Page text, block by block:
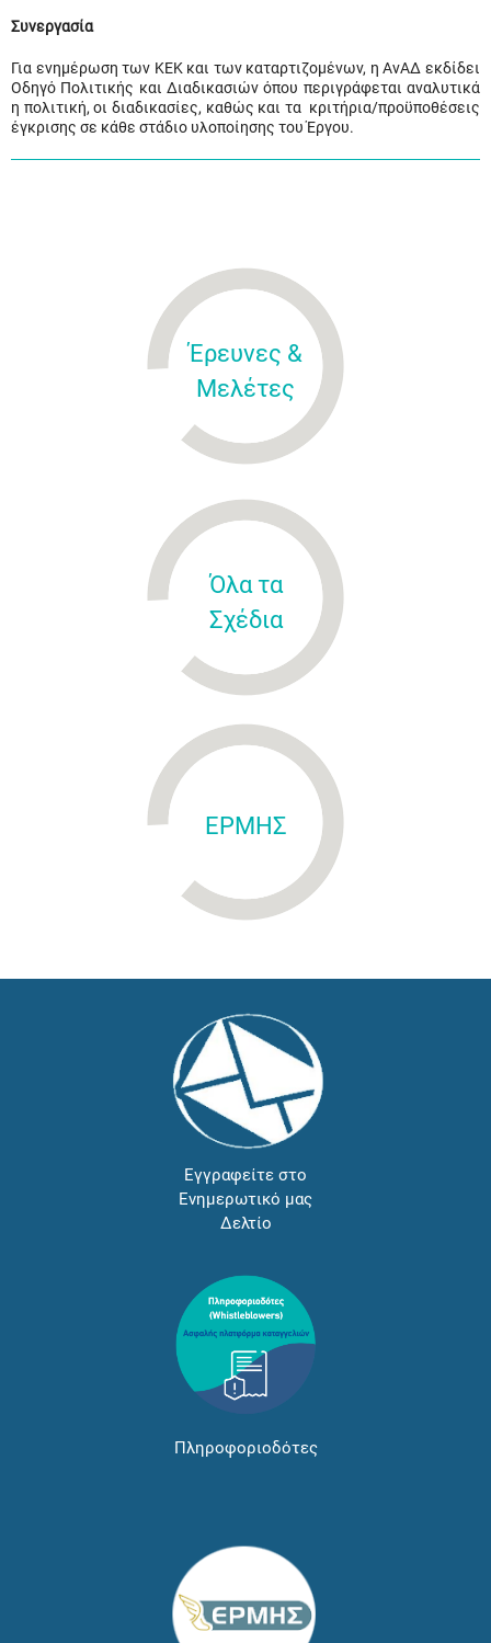
Συνεργασία
Για ενημέρωση των ΚΕΚ και των καταρτιζομένων, η ΑνΑΔ εκδίδει
Οδηγό Πολιτικής και Διαδικασιών όπου περιγράφεται αναλυτικά
η πολιτική, οι διαδικασίες, καθώς και τα κριτήρια/προϋποθέσεις
έγκρισης σε κάθε στάδιο υλοποίησης του Έργου.
Έρευνες &
Μελέτες
Όλα τα
Σχέδια
ΕΡΜΗΣ
Εγγραφείτε στο
Ενημερωτικό μας
Δελτίο
Πληροφοριοδότες